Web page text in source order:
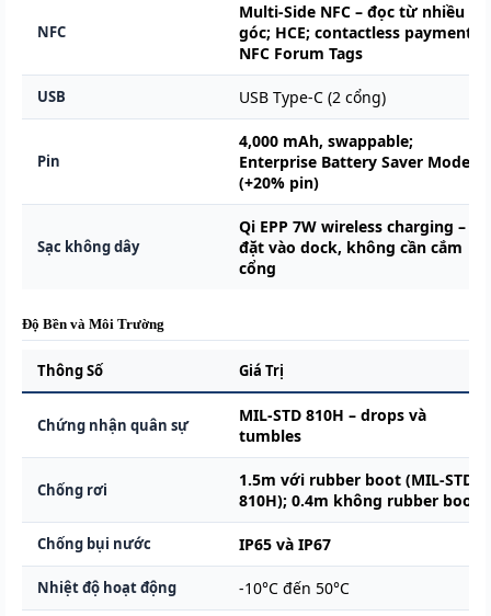
NFC
Multi-Side NFC – đọc từ nhiều
góc; HCE; contactless payment;
NFC Forum Tags
USB USB Type-C (2 cổng)
Pin
4,000 mAh, swappable;
Enterprise Battery Saver Mode
(+20% pin)
Sạc không dây
Qi EPP 7W wireless charging –
đặt vào dock, không cần cắm
cổng
Độ Bền và Môi Trường
Thông Số Giá Trị
Chứng nhận quân sự
MIL-STD 810H – drops và
tumbles
Chống rơi
1.5m với rubber boot (MIL-STD
810H); 0.4m không rubber boot
Chống bụi nước IP65 và IP67
Nhiệt độ hoạt động -10°C đến 50°C